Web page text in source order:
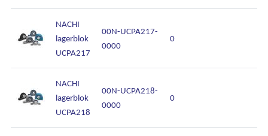
Algemene voorwaarden
NACHI
lagerblok
UCPA217
00N-UCPA217-
0000
0
NACHI
lagerblok
UCPA218
00N-UCPA218-
0000
0